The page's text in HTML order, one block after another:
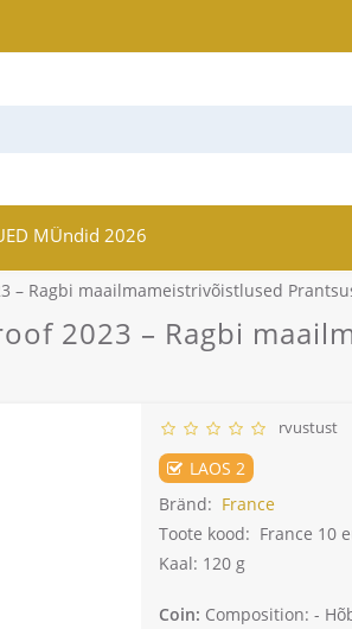
MÜndid 2026
– Ragbi maailmameistrivõistlused
2023 – Ragbi
rvustust
LAOS 2
Bränd: France
Toote kood: France 10
Kaal: 120 g
Coin: Composition: -